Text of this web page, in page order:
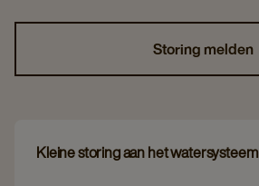
Storing melden
Kleine storing aan het watersysteem